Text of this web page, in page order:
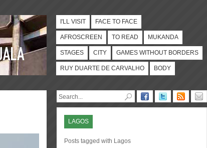
I'LL VISIT FACE TO FACE
AFROSCREEN TO READ MUKANDA
STAGES CITY GAMES WITHOUT BORDERS
RUY DUARTE DE CARVALHO BODY
LAGOS
Posts tagged with Lagos